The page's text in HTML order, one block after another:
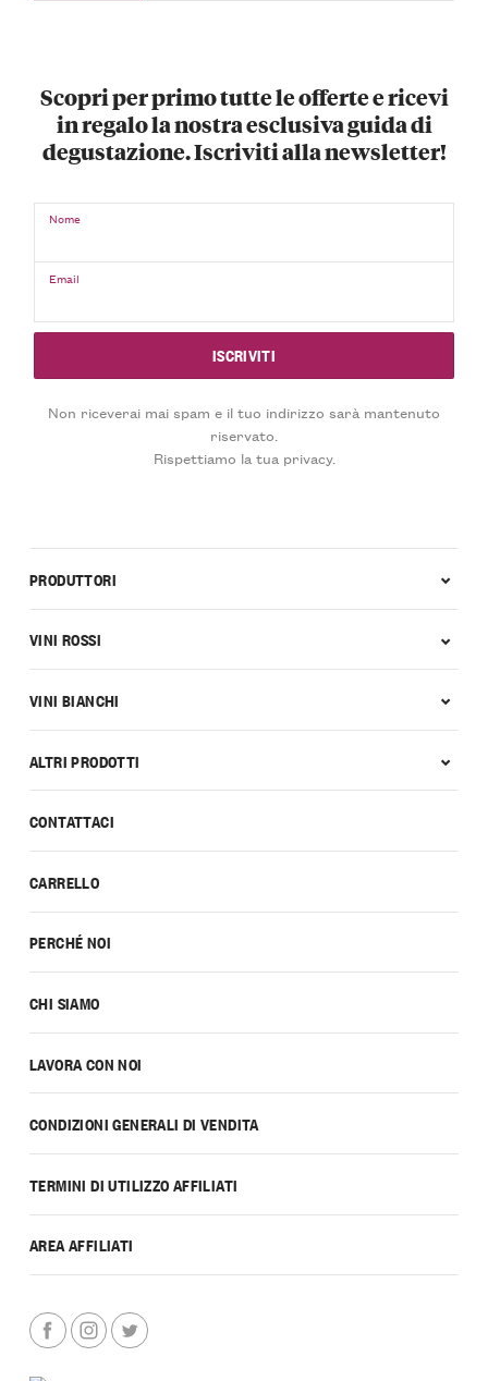
Scopri per primo tutte le offerte e ricevi
in regalo la nostra esclusiva guida di
degustazione. Iscriviti alla newsletter!
Nome
Email
Non riceverai mai spam e il tuo indirizzo sarà mantenuto
riservato.
Rispettiamo la tua privacy.
CONTATTACI
CARRELLO
PERCHÉ NOI
CHI SIAMO
LAVORA CON NOI
CONDIZIONI GENERALI DI VENDITA
TERMINI DI UTILIZZO AFFILIATI
AREA AFFILIATI
PRODUTTORI
VINI ROSSI
VINI BIANCHI
ALTRI PRODOTTI